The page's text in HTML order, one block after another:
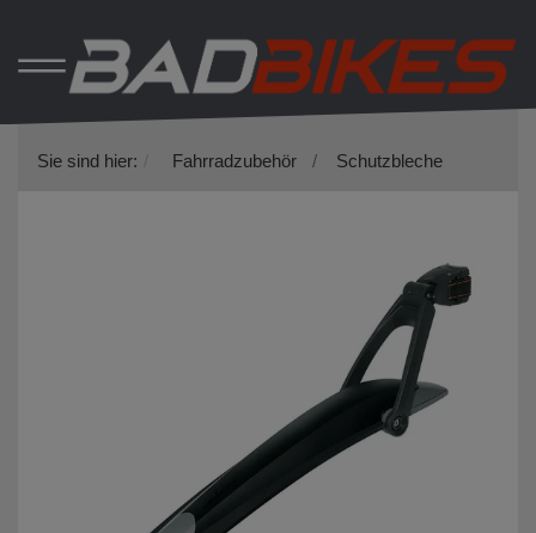
Sie sind hier: Fahrradzubehör Schutzbleche